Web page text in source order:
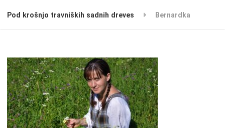
Pod krošnjo travniških sadnih dreves Bernardka